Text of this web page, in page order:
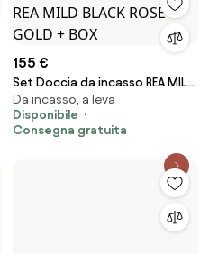
155 €
Set Doccia da incasso REA MILD
BLACK ROSE GOLD + BOX
Da incasso, a leva
Disponibile
Consegna gratuita